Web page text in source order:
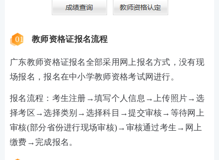
01 教师资格证报名流程
广东教师资格证报名全部采用网上报名方式，没有现
场报名，报名在中小学教师资格考试网进行。
报名流程：考生注册→填写个人信息→上传照片→选
择考区→选择类别→选择科目→提交审核→等待网上
审核(部分省份进行现场审核)→审核通过考生→网上
缴费→完成报名。